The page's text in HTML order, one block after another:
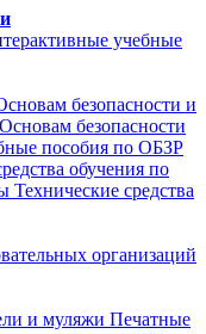
учебные
безопасности и
безопасности
пособия по ОБЗР
обучения по
Технические средства
организаций
и муляжи Печатные